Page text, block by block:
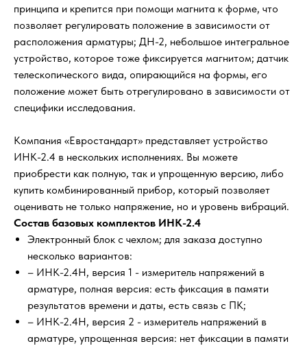
принципа и крепится при помощи магнита к форме, что
позволяет регулировать положение в зависимости от
расположения арматуры; ДН-2, небольшое интегральное
устройство, которое тоже фиксируется магнитом; датчик
телескопического вида, опирающийся на формы, его
положение может быть отрегулировано в зависимости от
специфики исследования.
Компания «Евростандарт» представляет устройство
ИНК-2.4 в нескольких исполнениях. Вы можете
приобрести как полную, так и упрощенную версию, либо
купить комбинированный прибор, который позволяет
оценивать не только напряжение, но и уровень вибраций.
Состав базовых комплектов ИНК-2.4
Электронный блок с чехлом; для заказа доступно
несколько вариантов:
– ИНК-2.4Н, версия 1 - измеритель напряжений в
арматуре, полная версия: есть фиксация в памяти
результатов времени и даты, есть связь с ПК;
– ИНК-2.4Н, версия 2 - измеритель напряжений в
арматуре, упрощенная версия: нет фиксации в памяти